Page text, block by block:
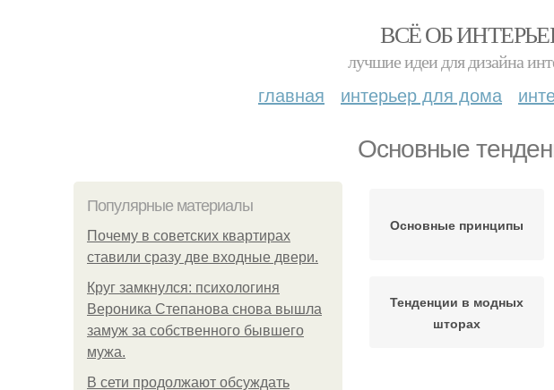
ВСЁ ОБ
лучшие идеи для дизайна
главная интерьер для дома
Основные
Популярные материалы
Почему в советских квартирах
ставили сразу две входные двери.
Круг замкнулся: психологиня
Вероника Степанова снова вышла
замуж за собственного бывшего
мужа.
В сети продолжают обсуждать
Основные принципы
Тенденции в модных
шторах